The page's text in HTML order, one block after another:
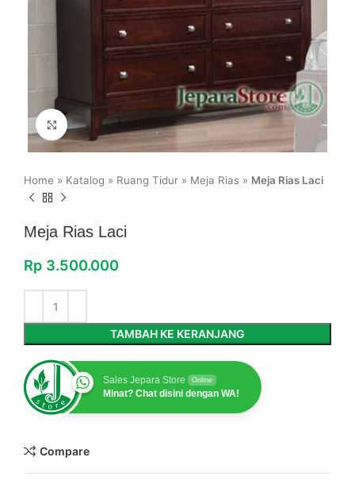
Click to enlarge
Home » Katalog » Ruang Tidur » Meja Rias » Meja Rias Laci
Meja Rias Laci
Rp 3.500.000
TAMBAH KE KERANJANG
Sales Jepara Store Online
Minat? Chat disini dengan WA!
Compare